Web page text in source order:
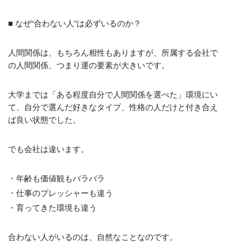
■ なぜ“合わない人”は必ずいるのか？
人間関係は、もちろん相性もありますが、所属する会社で
の人間関係、つまり運の要素が大きいです。
大学までは「ある程度自分で人間関係を選べた」環境にい
て、自分で選んだ好きなタイプ、性格の人だけと付き合え
ば良い状態でした。
でも会社は違います。
・年齢も価値観もバラバラ
・仕事のプレッシャーも違う
・育ってきた環境も違う
合わない人がいるのは、自然なことなのです。